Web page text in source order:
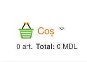
căutare
Coș
0 art. Total: 0 MDL